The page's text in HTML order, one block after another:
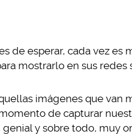
de esperar, cada vez es
mostrarlo en sus redes
imágenes que van
de capturar
y sobre todo, muy